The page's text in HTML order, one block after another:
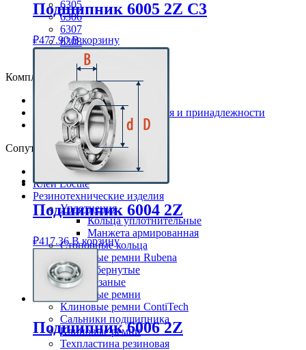
6305
6306
6307
6308
Комплектующие
Корпуса для подшипников
Детали подшипников качения и принадлежности
Направляющие ролики
Сопутствующие товары
Смазки Loctite
Клей Loctite
Резинотехнические изделия
Уплотнения
Кольца уплотнительные
Манжета армированная
Стопорные кольца
Клиновые ремни Rubena
Обернутые
Резаные
Клиновые ремни
Клиновые ремни ContiTech
Сальники подшипника
Клиновые ремни
Техпластина резиновая
Подшипник 6005 2Z C3
₽477.90 В корзину
Подшипник 6004 2Z
₽417.36 В корзину
Подшипник 6006 2Z